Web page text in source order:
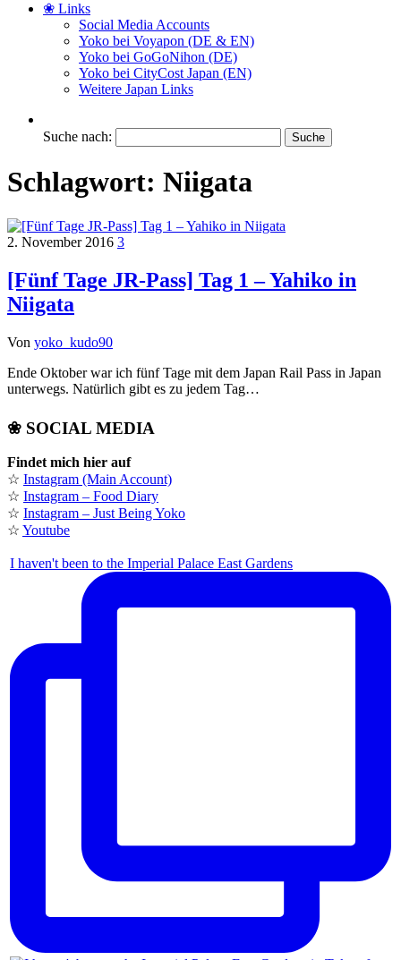
❀ Links
Social Media Accounts
Yoko bei Voyapon (DE & EN)
Yoko bei GoGoNihon (DE)
Yoko bei CityCost Japan (EN)
Weitere Japan Links
Suche nach:
Schlagwort: Niigata
2. November 2016 3
[Fünf Tage JR-Pass] Tag 1 – Yahiko in
Niigata
Von yoko_kudo90
Ende Oktober war ich fünf Tage mit dem Japan Rail Pass in Japan
unterwegs. Natürlich gibt es zu jedem Tag…
❀ SOCIAL MEDIA
Findet mich hier auf
☆ Instagram (Main Account)
☆ Instagram – Food Diary
☆ Instagram – Just Being Yoko
☆ Youtube
I haven't been to the Imperial Palace East Gardens